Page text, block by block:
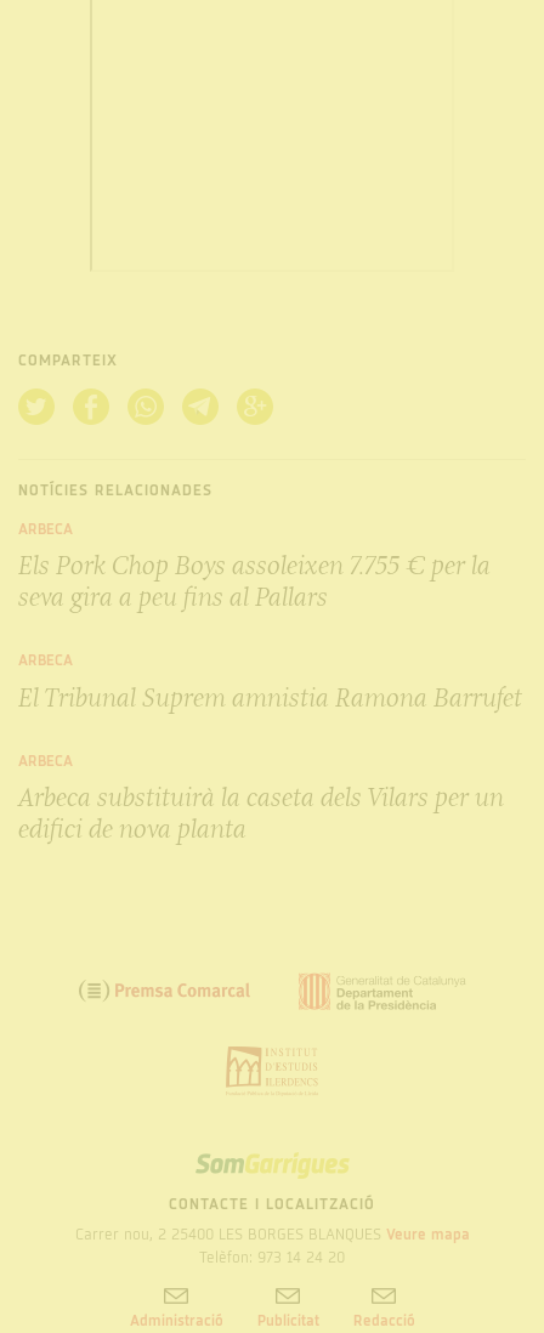
COMPARTEIX
NOTÍCIES RELACIONADES
ARBECA
Els Pork Chop Boys assoleixen 7.755 € per la
seva gira a peu fins al Pallars
ARBECA
El Tribunal Suprem amnistia Ramona Barrufet
ARBECA
Arbeca substituirà la caseta dels Vilars per un
edifici de nova planta
SOM
GARRIGUES
CONTACTE I LOCALITZACIÓ
Carrer nou, 2 25400 LES BORGES BLANQUES Veure mapa
Telèfon: 973 14 24 20
Administració Publicitat Redacció